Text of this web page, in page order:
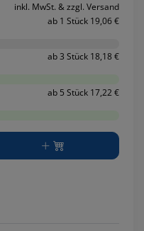
inkl. MwSt. & zzgl. Versand
ab 1 Stück 19,06 €
ab 3 Stück 18,18 €
ab 5 Stück 17,22 €